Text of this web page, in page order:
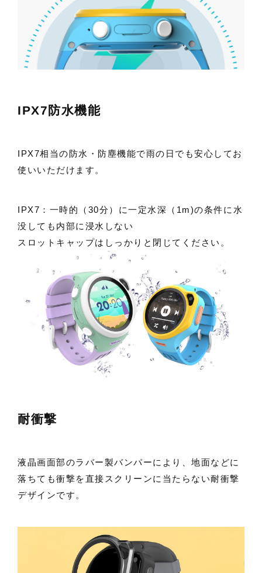
IPX7防水機能
IPX7相当の防水・防塵機能で雨の日でも安心してお
使いいただけます。
IPX7：一時的（30分）に一定水深（1m)の条件に水
没しても内部に浸水しない
スロットキャップはしっかりと閉じてください。
耐衝撃
液晶画面部のラバー製バンパーにより、地面などに
落ちても衝撃を直接スクリーンに当たらない耐衝撃
デザインです。